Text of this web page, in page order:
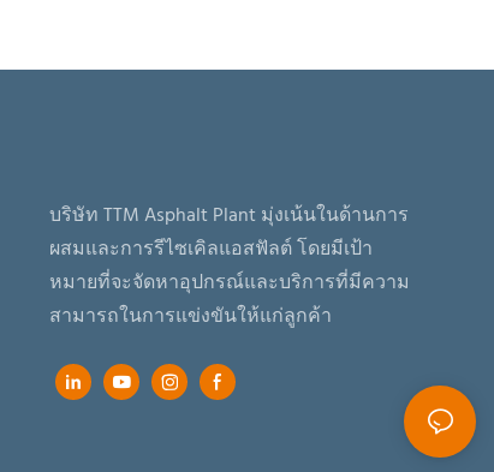
บริษัท TTM Asphalt Plant มุ่งเน้นในด้านการ
ผสมและการรีไซเคิลแอสฟัลต์ โดยมีเป้า
หมายที่จะจัดหาอุปกรณ์และบริการที่มีความ
สามารถในการแข่งขันให้แก่ลูกค้า